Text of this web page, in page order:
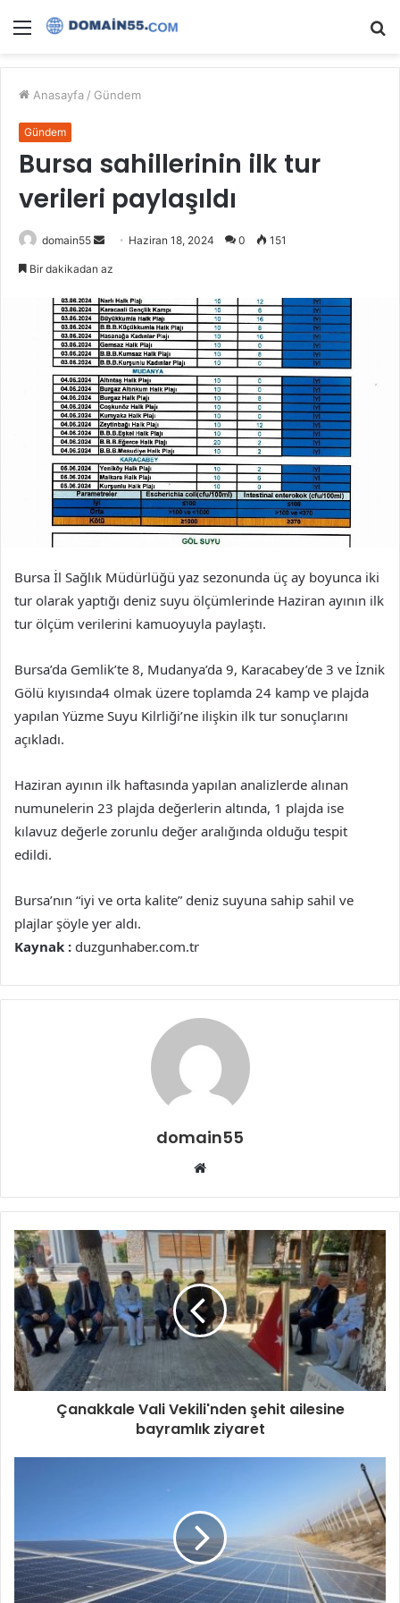
Menü
Anasayfa / Gündem
Gündem
Bursa sahillerinin ilk tur
verileri paylaşıldı
domain55
Bir
göndermek
Haziran 18, 2024 0 151
Bir dakikadan az
Bursa İl Sağlık Müdürlüğü yaz sezonunda üç ay boyunca iki
tur olarak yaptığı deniz suyu ölçümlerinde Haziran ayının ilk
tur ölçüm verilerini kamuoyuyla paylaştı.
Bursa’da Gemlik’te 8, Mudanya’da 9, Karacabey’de 3 ve İznik
Gölü kıyısında4 olmak üzere toplamda 24 kamp ve plajda
yapılan Yüzme Suyu Kilrliği’ne ilişkin ilk tur sonuçlarını
açıkladı.
Haziran ayının ilk haftasında yapılan analizlerde alınan
numunelerin 23 plajda değerlerin altında, 1 plajda ise
kılavuz değerle zorunlu değer aralığında olduğu tespit
edildi.
Bursa’nın “iyi ve orta kalite” deniz suyuna sahip sahil ve
plajlar şöyle yer aldı.
Kaynak : duzgunhaber.com.tr
domain55
Web
Çanakkale Vali Vekili'nden şehit ailesine
bayramlık ziyaret